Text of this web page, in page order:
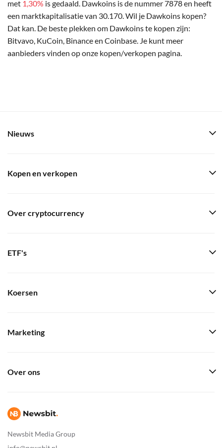
met 1,30% is gedaald. Dawkoins is de nummer 7878 en heeft
een marktkapitalisatie van 30.170. Wil je Dawkoins kopen?
Dat kan. De beste plekken om Dawkoins te kopen zijn:
Bitvavo, KuCoin, Binance en Coinbase. Je kunt meer
aanbieders vinden op onze kopen/verkopen pagina.
Newsbit Media Group
Nieuws
Kopen en verkopen
Over cryptocurrency
ETF's
Koersen
Marketing
Over ons